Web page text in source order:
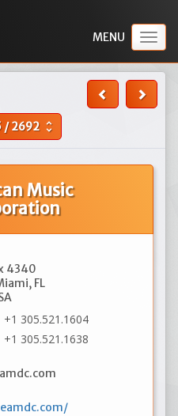
/2692 unfold_more
Music
4340
FL
+1 305.521.1604
+1 305.521.1638